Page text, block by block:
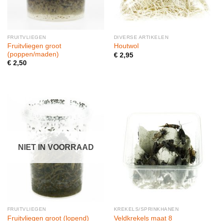
FRUITVLIEGEN
Fruitvliegen groot
(poppen/maden)
€2,50
DIVERSE ARTIKELEN
Houtwol
€2,95
NIET IN VOORRAAD
FRUITVLIEGEN
Fruitvliegen groot (lopend)
KREKELS/SPRINKHANEN
Veldkrekels maat 8